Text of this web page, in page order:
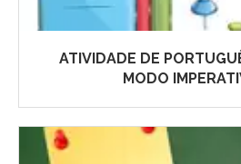
ATIVIDADE DE
MODO